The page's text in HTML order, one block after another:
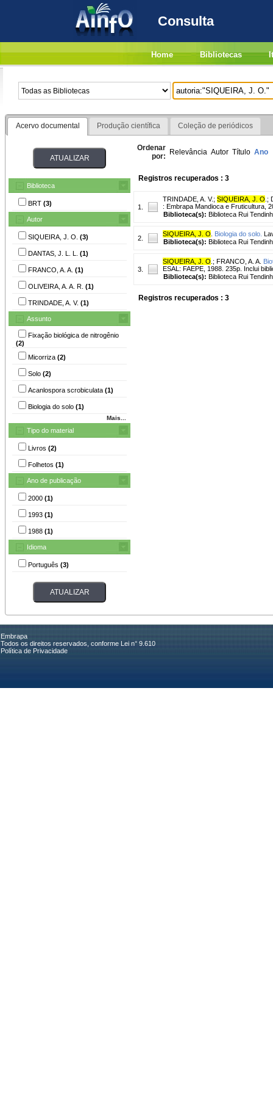
Consulta
Home Bibliotecas
Acervo documental Produção científica Coleção de periódicos
Biblioteca
BRT (3)
Autor
SIQUEIRA, J. O. (3)
DANTAS, J. L. L. (1)
FRANCO, A. A. (1)
OLIVEIRA, A. A. R. (1)
TRINDADE, A. V. (1)
Assunto
Fixação biológica de nitrogênio
(2)
Micorriza (2)
Solo (2)
Acanlospora scrobiculata (1)
Biologia do solo (1)
Mais...
Tipo do material
Livros (2)
Folhetos (1)
Ano de publicação
2000 (1)
1993 (1)
1988 (1)
Idioma
Português (3)
Ordenar
por: Relevância Autor Título Ano
Registros recuperados : 3
1.
TRINDADE, A. V.; SIQUEIRA, J. O ;
: Embrapa Mandioca e Fruticultura,
Biblioteca(s): Biblioteca Rui
2.
SIQUEIRA, J. O Biologia do solo.
Biblioteca(s): Biblioteca Rui
3.
SIQUEIRA, J. O ; FRANCO, A. A.
ESAL: FAEPE, 1988. 235p. Inclui
Biblioteca(s): Biblioteca Rui
Registros recuperados : 3
Embrapa
Todos os direitos reservados, conforme Lei n° 9.610
Política de Privacidade